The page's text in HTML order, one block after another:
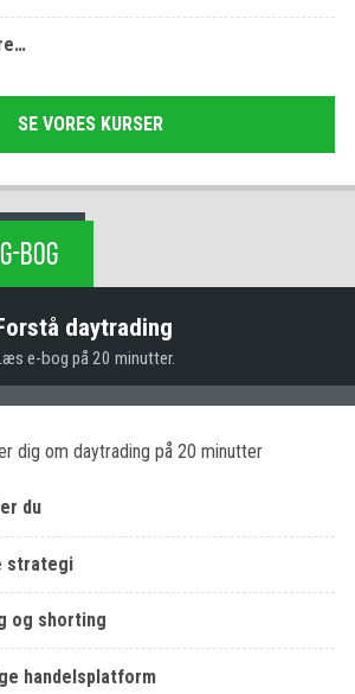
SE VORES KURSER
BOG
daytrading
e-bog på 20 minutter.
dig om daytrading på 20 minutter
du
strategi
og shorting
handelsplatform